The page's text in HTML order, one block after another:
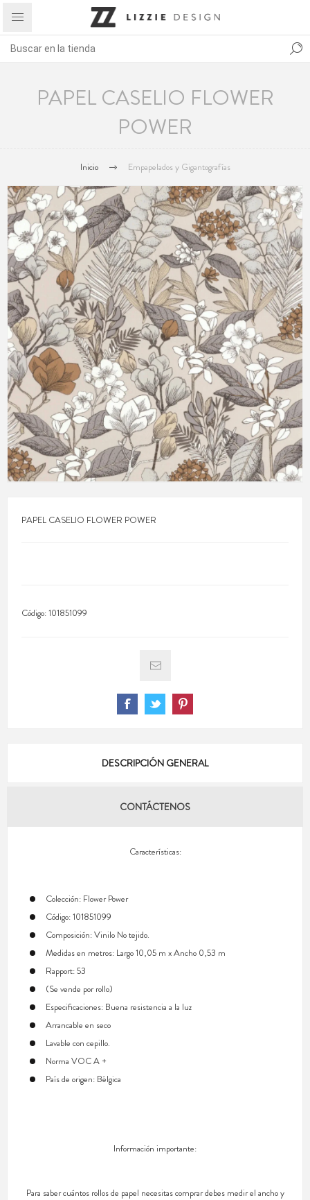
PAPEL CASELIO FLOWER
POWER
Inicio Empapelados y Gigantografías
PAPEL CASELIO FLOWER POWER
Código:101851099
DESCRIPCIÓN GENERAL
CONTÁCTENOS
Características:
Colección: Flower Power
Código: 101851099
Composición: Vinilo No tejido.
Medidas en metros: Largo 10,05 m x Ancho 0,53 m
Rapport: 53
(Se vende por rollo)
Especificaciones: Buena resistencia a la luz
Arrancable en seco
Lavable con cepillo.
Norma VOC A +
País de origen: Bélgica
Información importante:
Para saber cuántos rollos de papel necesitas comprar debes medir el ancho y